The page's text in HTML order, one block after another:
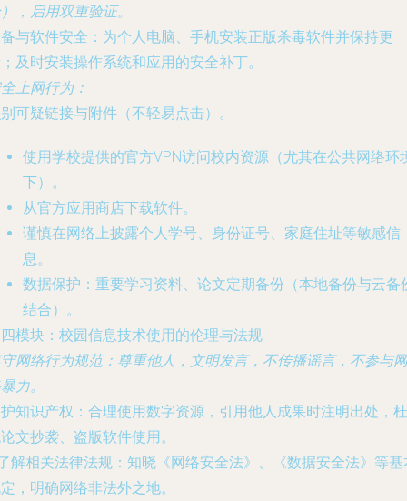
，启用双重验证。
与软件安全 ：为个人电脑、手机安装正版杀毒软件并保持更
及时安装操作系统和应用的安全补丁。
上网行为：
可疑链接与附件（不轻易点击）。
使用学校提供的官方VPN访问校内资源（尤其在公共网络环
下）。
从官方应用商店下载软件。
谨慎在网络上披露个人学号、身份证号、家庭住址等敏感信
息。
数据保护 ：重要学习资料、论文定期备份（本地备份与云备
结合）。
模块：校园信息技术使用的伦理与法规
网络行为规范：尊重他人，文明发言，不传播谣言，不参与网
力。
知识产权 ：合理使用数字资源，引用他人成果时注明出处，杜
文抄袭、盗版软件使用。
解相关法律法规 ：知晓《网络安全法》、《数据安全法》等基
，明确网络非法外之地。